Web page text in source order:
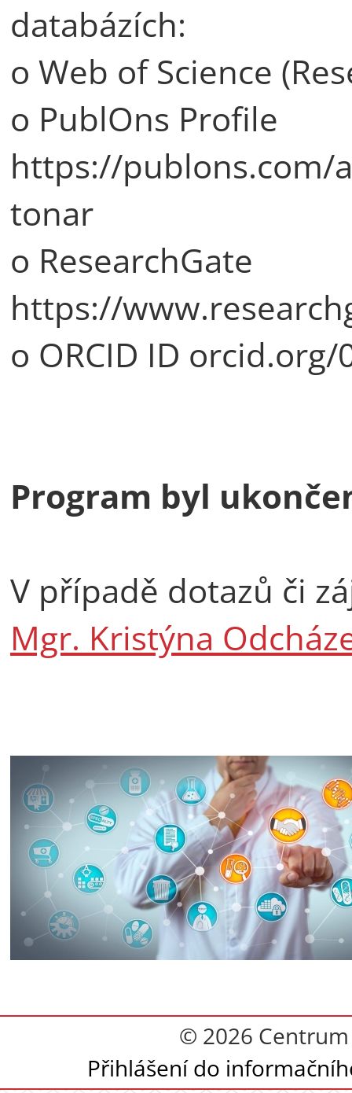
databázích:
o Web of Science
o PublOns Profile
https://publons.com/
tonar
o ResearchGate
https://
o ORCID ID
Program byl
V případě dotazů či
Mgr. Kristýna
© 2026
Přihlášení do